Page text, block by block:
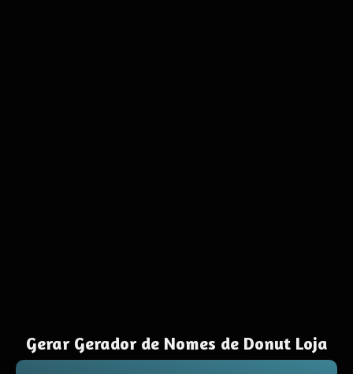
Gerar Gerador de Nomes de Donut Loja